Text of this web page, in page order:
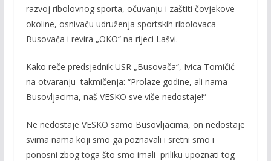
razvoj ribolovnog sporta, očuvanju i zaštiti čovjekove
okoline, osnivaču udruženja sportskih ribolovaca
Busovača i revira „OKO“ na rijeci Lašvi.
Kako reče predsjednik USR „Busovača“, Ivica Tomičić
na otvaranju takmičenja: “Prolaze godine, ali nama
Busovljacima, naš VESKO sve više nedostaje!”
Ne nedostaje VESKO samo Busovljacima, on nedostaje
svima nama koji smo ga poznavali i sretni smo i
ponosni zbog toga što smo imali priliku upoznati tog